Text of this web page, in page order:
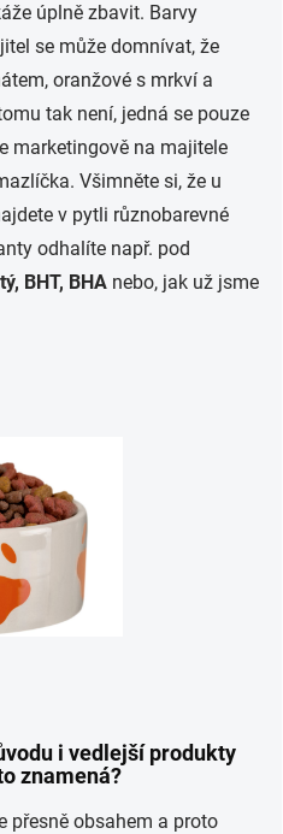
úplně zbavit. Barvy
se může domnívat, že
oranžové s mrkví a
tak není, jedná se pouze
marketingově na majitele
Všimněte si, že u
v pytli různobarevné
odhalíte např. pod
BHT, BHA nebo, jak už jsme
i vedlejší produkty
znamená?
přesně obsahem a proto